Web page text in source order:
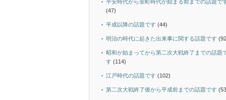
平安時代から室町時代が始まる前までの話題で
(47)
平成以降の話題です (44)
明治の時代に起きた出来事に関する話題です
昭和が始まってから第二次大戦終了までの話題
す (114)
江戸時代の話題です (102)
第二次大戦終了後から平成前までの話題です